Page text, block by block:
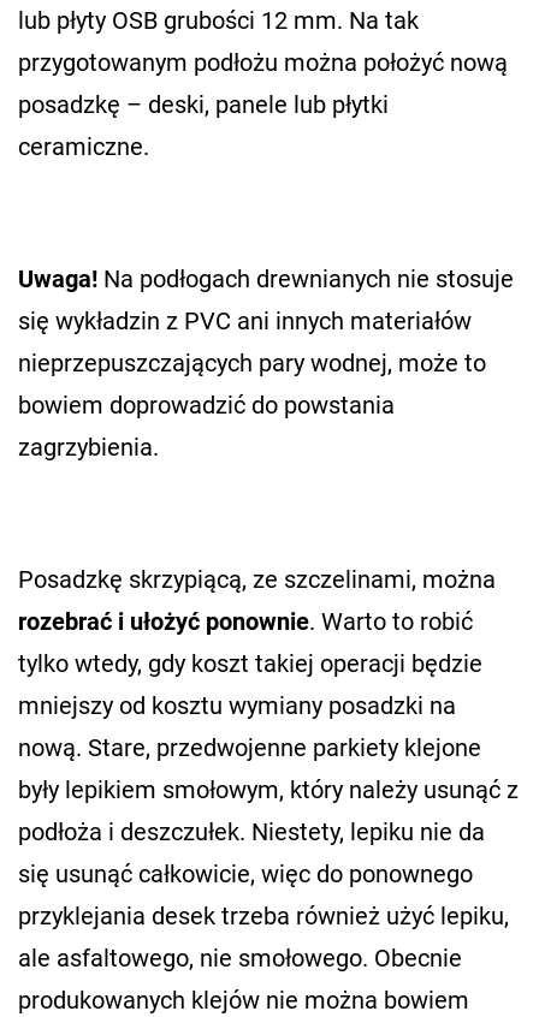
lub płyty OSB grubości 12 mm. Na tak
przygotowanym podłożu można położyć nową
posadzkę – deski, panele lub płytki
ceramiczne.
Uwaga! Na podłogach drewnianych nie stosuje
się wykładzin z PVC ani innych materiałów
nieprzepuszczających pary wodnej, może to
bowiem doprowadzić do powstania
zagrzybienia.
Posadzkę skrzypiącą, ze szczelinami, można
rozebrać i ułożyć ponownie. Warto to robić
tylko wtedy, gdy koszt takiej operacji będzie
mniejszy od kosztu wymiany posadzki na
nową. Stare, przedwojenne parkiety klejone
były lepikiem smołowym, który należy usunąć z
podłoża i deszczułek. Niestety, lepiku nie da
się usunąć całkowicie, więc do ponownego
przyklejania desek trzeba również użyć lepiku,
ale asfaltowego, nie smołowego. Obecnie
produkowanych klejów nie można bowiem